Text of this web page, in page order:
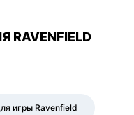
игры Ravenfield